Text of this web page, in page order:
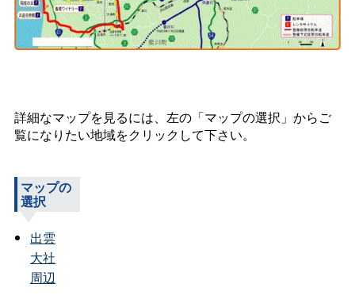
詳細なマップを見るには、左の「マップの選択」からご
覧になりたい地域をクリックして下さい。
マップの
選択
出雲
大社
周辺